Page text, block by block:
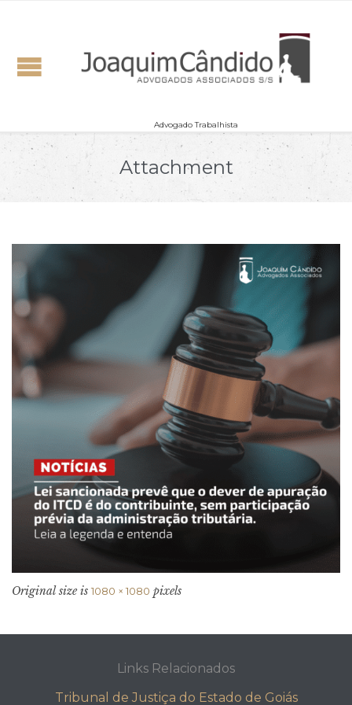
Advogado Trabalhista
Attachment
Original size is 1080 × 1080 pixels
Links Relacionados
Tribunal de Justiça do Estado de Goiás